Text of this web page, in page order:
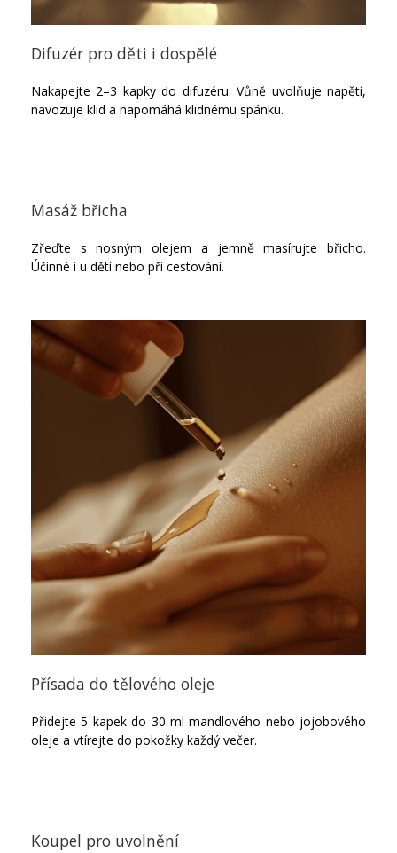
Difuzér pro děti i dospělé
Nakapejte 2–3 kapky do difuzéru. Vůně uvolňuje napětí,
navozuje klid a napomáhá klidnému spánku.
Masáž břicha
Zřeďte s nosným olejem a jemně masírujte břicho.
Účinné i u dětí nebo při cestování.
Přísada do tělového oleje
Přidejte 5 kapek do 30 ml mandlového nebo jojobového
oleje a vtírejte do pokožky každý večer.
Koupel pro uvolnění